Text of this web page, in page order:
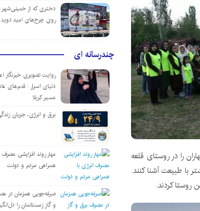
را در روستای قلعه
با طبیعت آشنا کنند.
روستا کردند.
دختری که از خمینی‌شهر تا
روی چرخ‌های امید دوید
چندرسانه ای
روایت تصویری خبرنگار
دنیای اسرار : قدم‌های
مسیر کربلا
برق و انرژی، جریان
مهار روند افزایشی مصرف
همراهی مردم و دولت
صرفه‌جویی همزمان در
و گاز زمستانمان را